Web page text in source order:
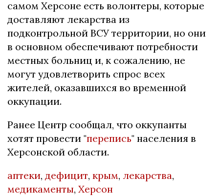
самом Херсоне есть волонтеры, которые
доставляют лекарства из
подконтрольной ВСУ территории, но они
в основном обеспечивают потребности
местных больниц и, к сожалению, не
могут удовлетворить спрос всех
жителей, оказавшихся во временной
оккупации.
Ранее Центр сообщал, что оккупанты
хотят провести "перепись" населения в
Херсонской области.
аптеки, дефицит, крым, лекарства,
медикаменты, Херсон